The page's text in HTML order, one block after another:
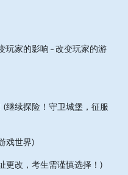
玩家的影响 - 改变玩家的游
继续探险！守卫城堡，征服
戏世界)
更改，考生需谨慎选择！)